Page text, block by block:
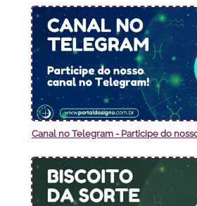
Canal no Telegram - Participe do